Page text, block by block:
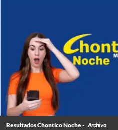
Resultados Chontico Noche - Archivo